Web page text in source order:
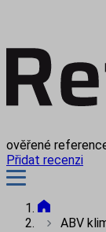
ověřené
Přidat recenzi
ABV